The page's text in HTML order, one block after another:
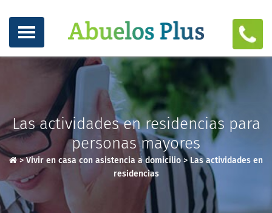
Las actividades en residencias para
personas mayores
>Vivir en casa con asistencia a domicilio>Las actividades en
residencias